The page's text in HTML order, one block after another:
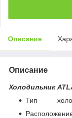
Описание
Описание
Холодильник
Тип